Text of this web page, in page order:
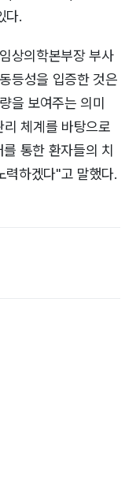
다.
상의학본부장 부사
등성을 입증한 것은
을 보여주는 의미
체계를 바탕으로
통한 환자들의 치
력하겠다"고 말했다.